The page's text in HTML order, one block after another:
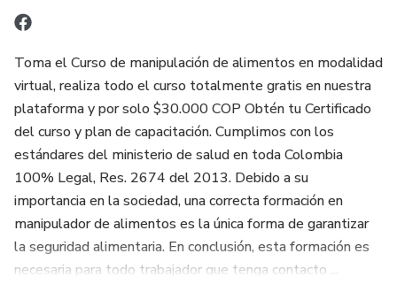
Toma el Curso de manipulación de alimentos en modalidad
virtual, realiza todo el curso totalmente gratis en nuestra
plataforma y por solo $30.000 COP Obtén tu Certificado
del curso y plan de capacitación. Cumplimos con los
estándares del ministerio de salud en toda Colombia
100% Legal, Res. 2674 del 2013. Debido a su
importancia en la sociedad, una correcta formación en
manipulador de alimentos es la única forma de garantizar
la seguridad alimentaria. En conclusión, esta formación es
necesaria para todo trabajador que tenga contacto ...